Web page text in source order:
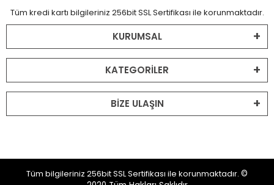
Tüm kredi kartı bilgileriniz 256bit SSL Sertifikası ile korunmaktadır.
KURUMSAL
KATEGORİLER
BİZE ULAŞIN
Tüm bilgileriniz 256bit SSL Sertifikası ile korunmaktadır. ©